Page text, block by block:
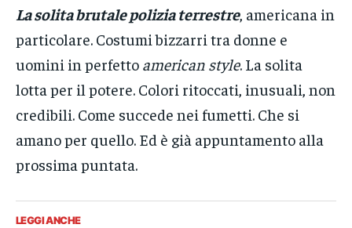
La solita brutale polizia terrestre, americana in
particolare. Costumi bizzarri tra donne e
uomini in perfetto american style. La solita
lotta per il potere. Colori ritoccati, inusuali, non
credibili. Come succede nei fumetti. Che si
amano per quello. Ed è già appuntamento alla
prossima puntata.
LEGGI ANCHE